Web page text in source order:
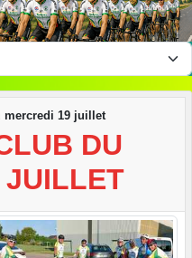
mercredi 19 juillet
DU
JUILLET